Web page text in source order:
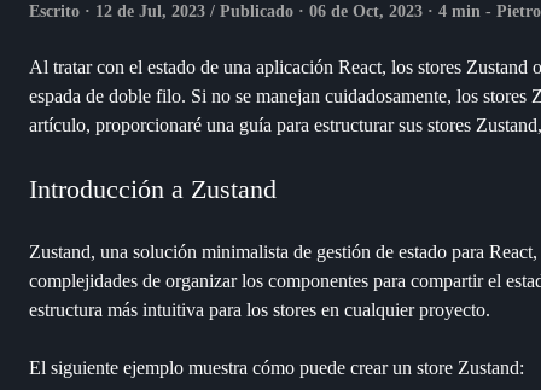
Escrito · 12 de Jul, 2023 / Publicado · 06 de Oct, 2023 · 4 min -
Al tratar con el estado de una aplicación React, los stores
espada de doble filo. Si no se manejan cuidadosamente, los
artículo, proporcionaré una guía para estructurar sus stores
Introducción a Zustand
Zustand, una solución minimalista de gestión de estado para
complejidades de organizar los componentes para compartir el
estructura más intuitiva para los stores en cualquier proyecto.
El siguiente ejemplo muestra cómo puede crear un store Zustand: